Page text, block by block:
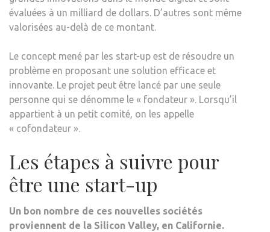
évaluées à un milliard de dollars. D’autres sont même
valorisées au-delà de ce montant.
Le concept mené par les start-up est de résoudre un
problème en proposant une solution efficace et
innovante. Le projet peut être lancé par une seule
personne qui se dénomme le « fondateur ». Lorsqu’il
appartient à un petit comité, on les appelle
« cofondateur ».
Les étapes à suivre pour
être une start-up
Un bon nombre de ces nouvelles sociétés
proviennent de la Silicon Valley, en Californie.